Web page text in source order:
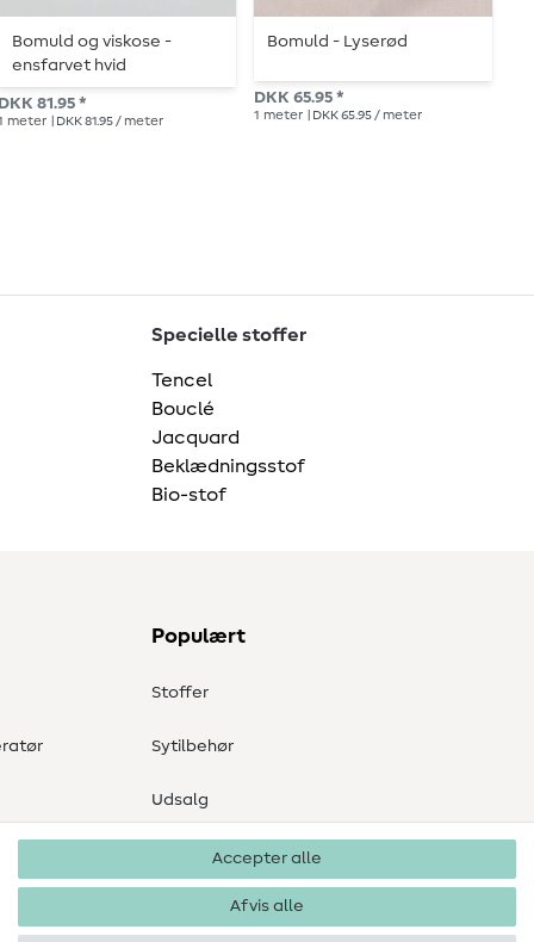
Bomuld og viskose -
ensfarvet hvid
81.95 *
meter | DKK 81.95 / meter
Bomuld - Lyserød
DKK 65.95 *
1 meter | DKK 65.95 / meter
Specielle stoffer
Tencel
Bouclé
Jacquard
Beklædningsstof
Bio-stof
Populært
Stoffer
Sytilbehør
Udsalg
Accepter alle
Afvis alle